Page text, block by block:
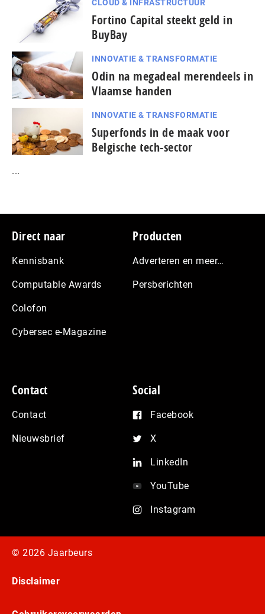
CLOUD & INFRASTRUCTUUR
Fortino Capital steekt geld in
BuyBay
INNOVATIE & TRANSFORMATIE
Odin na megadeal merendeels in
Vlaamse handen
INNOVATIE & TRANSFORMATIE
Superfonds in de maak voor
Belgische tech-sector
...
Footer
Direct naar
Kennisbank
Computable Awards
Colofon
Cybersec e-Magazine
Producten
Adverteren en meer…
Persberichten
Contact
Contact
Nieuwsbrief
Social
Facebook
X
LinkedIn
YouTube
Instagram
© 2026 Jaarbeurs
Disclaimer